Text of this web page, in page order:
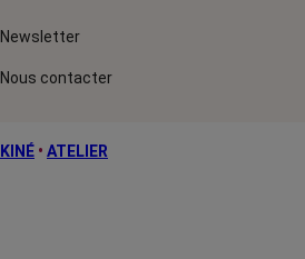
Newsletter
Nous contacter
KINÉ • ATELIER